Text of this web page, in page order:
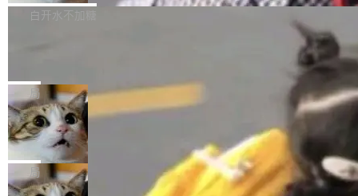
技术判断。 两行 prompt 就能个性化任何软件 C
ness 的内测，可以回复或私信联系我。请附上
Harness 负责把能力落到真实环境中——调用工
具、读写文件、管理上下文、处理错误、完成闭
环。崔添翼招人的标...
型的预览版本 SenseNova U1.5-Lite-Preview。
理解、推理、生成与编辑，还仅以 8B-MoT 的轻
量大小，将能力推进到4K、更精细的真实质感、
更复杂的视觉控制和可持续迭代编辑。 相比 U
1，U1.5-Lite-Preview 在以下方向上带来了显著
提升： 原生支持4K图像生成； 更精细的局部纹
理、细节与真实世界质感； 更准确的中英文文字
白开水不加糖
nap。这次是 hwctl——一个用来检查 Ubuntu
硬件认证状态的命令行工具。 Canonical 工程师
Alan Griffiths 在邮件列表中说得很直白：「hwc
tl 是一个 Ubuntu 专有的包，它和它的依赖项都
是 Ubuntu 专有的，不会用在其他发行版上。」
所以 deb 版本的受众实际上为零。既然只有 Ub
局
Dario Amodei 担心新人来 Anthropic
只为金钱，不为使命
顶级 AI 研究员在两家公司之间来回跳，中间只
隔了几天。 Lilian Weng 上周刚宣布因健康原因
离开 Thinking Machines Lab，说自己作为联合
局